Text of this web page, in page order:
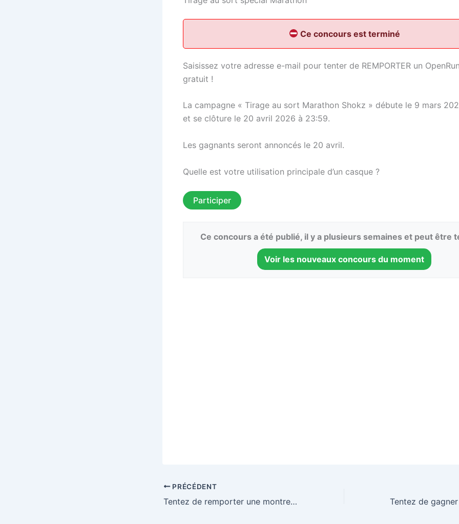
Ce concours est terminé
Saisissez votre adresse e-mail pour tenter de REMPORTER un
gratuit !
La campagne « Tirage au sort Marathon Shokz » débute le 9 mars
et se clôture le 20 avril 2026 à 23:59.
Les gagnants seront annoncés le 20 avril.
Quelle est votre utilisation principale d’un casque ?
Participer
Ce concours a été publié, il y a plusieurs semaines et peut être
Voir les nouveaux concours du moment
PRÉCÉDENT
Tentez de remporter une montre connectée Garmin !